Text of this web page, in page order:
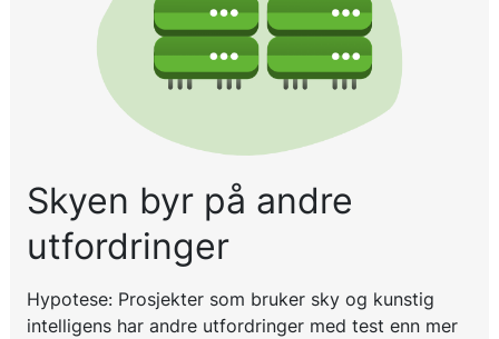
Skyen byr på andre
utfordringer
Hypotese: Prosjekter som bruker sky og kunstig
intelligens har andre utfordringer med test enn mer